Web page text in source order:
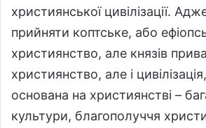
християнської цивілізації.
прийняти коптське, або
християнство, але князів
християнство, але і
основана на християнстві –
культури, благополуччя